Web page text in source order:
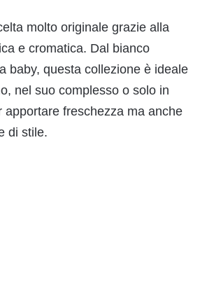
molto originale grazie alla
e cromatica. Dal bianco
baby, questa collezione è ideale
nel suo complesso o solo in
apportare freschezza ma anche
di stile.